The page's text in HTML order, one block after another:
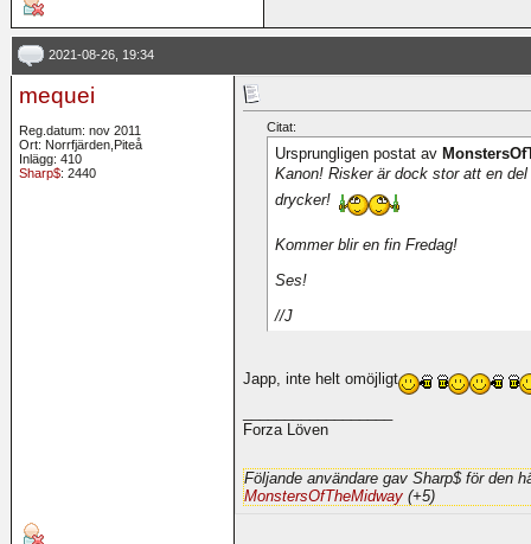
2021-08-26, 19:34
mequei
Reg.datum: nov 2011
Ort: Norrfjärden,Piteå
Inlägg: 410
Sharp$: 2440
Citat:
Ursprungligen postat av
Kanon! Risker är dock stor att en
drycker!
Kommer blir en fin Fredag!
Ses!
//J
Japp, inte helt omöjligt
Forza Löven
Följande användare gav Sharp$ för den
MonstersOfTheMidway (+5)